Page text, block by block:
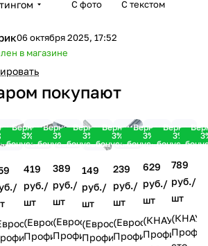
С фото С текстом
06 октября 2025, 17:52
в магазине
покупают
Вернем
3%
бонусами!
Вернем
3%
бонусами!
419
руб./
шт
(Евростандарт)
Профиль
Вернем
3%
бонусами!
389
руб./
шт
(Евростандарт)
Профиль
Вернем
3%
бонусами!
149
руб./
шт
(Евростандарт)
Профиль
Вернем
3%
бонусами!
239
руб./
шт
(Евростандарт)
Профиль
Вернем
3%
бонусами!
629
руб./
шт
(КНАУФ)
Профиль
789
руб./
шт